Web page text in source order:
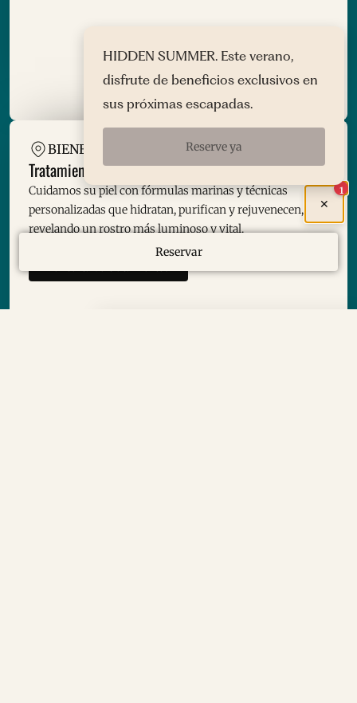
BIENESTAR SEDA CLUB
Tratamientos faciales y antienvejecimiento
Cuidamos su piel con fórmulas marinas y técnicas
personalizadas que hidratan, purifican y rejuvenecen,
revelando un rostro más luminoso y vital.
Reservar
✕
1
HIDDEN SUMMER. Este verano,
disfrute de beneficios exclusivos en
sus próximas escapadas.
Reserve ya